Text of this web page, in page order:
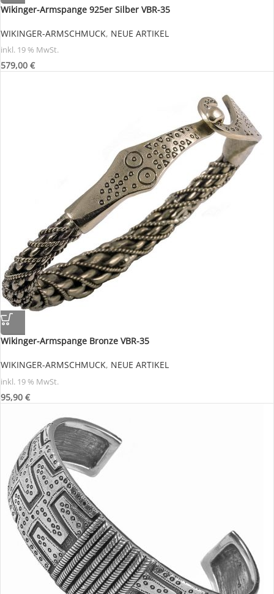
Wikinger-Armspange 925er Silber VBR-35
WIKINGER-ARMSCHMUCK, NEUE ARTIKEL
inkl. 19 % MwSt.
579,00 €
Wikinger-Armspange Bronze VBR-35
WIKINGER-ARMSCHMUCK, NEUE ARTIKEL
inkl. 19 % MwSt.
95,90 €